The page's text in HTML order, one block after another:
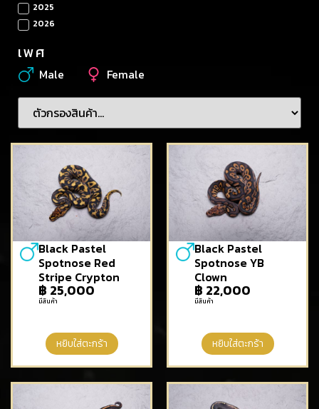
2025
2026
เพศ
Male Female
Black Pastel
Spotnose Red
Stripe Crypton
฿ 25,000
มีสินค้า
หยิบใส่ตะกร้า
Black Pastel
Spotnose YB
Clown
฿ 22,000
มีสินค้า
หยิบใส่ตะกร้า